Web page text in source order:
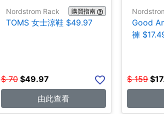
Nordstrom Rack 購買指南
TOMS 女士涼鞋 $49.97
$ 70 $49.97
由此查看
Good
褲
$ 159 $